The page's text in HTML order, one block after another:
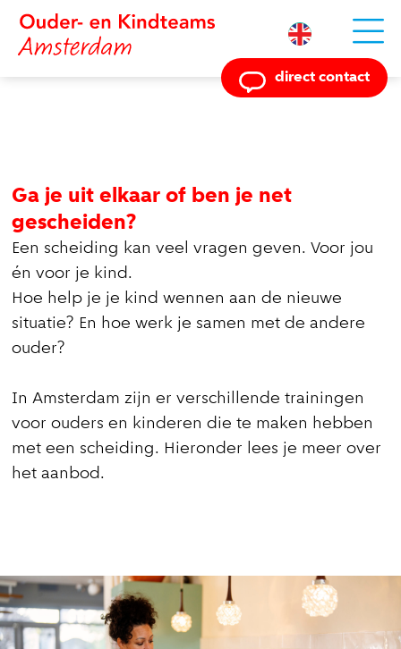
Powered by
direct contact
Ga je uit elkaar of ben je net
gescheiden?
Een scheiding kan veel vragen geven. Voor jou
én voor je kind.
Hoe help je je kind wennen aan de nieuwe
situatie? En hoe werk je samen met de andere
ouder?
In Amsterdam zijn er verschillende trainingen
voor ouders en kinderen die te maken hebben
met een scheiding. Hieronder lees je meer over
het aanbod.